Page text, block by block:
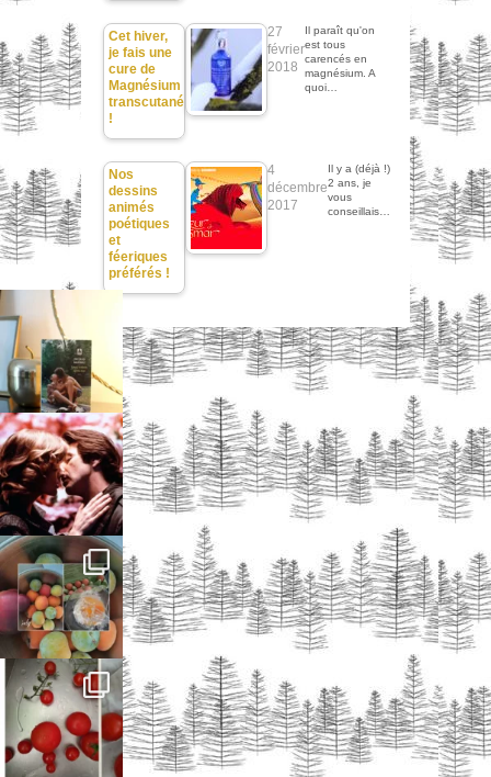
Cet hiver,
je fais une
cure de
Magnésium
transcutané
!
27
février
2018
Il paraît qu'on
est tous
carencés en
magnésium. A
quoi…
Nos
dessins
animés
poétiques
et
féeriques
préférés !
4
décembre
2017
Il y a (déjà !)
2 ans, je
vous
conseillais…